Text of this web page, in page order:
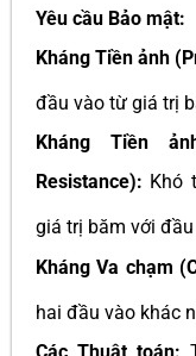
Yêu cầu Bảo mật:
Kháng Tiền ảnh
đầu vào từ giá trị
Kháng Tiền
Resistance): Khó
giá trị băm với
Kháng Va chạm
hai đầu vào khác